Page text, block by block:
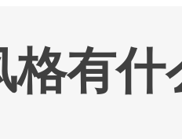
有什